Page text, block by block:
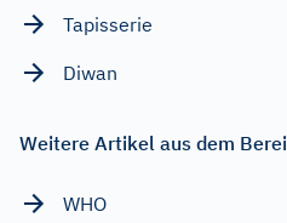
Tapisserie
Diwan
Weitere Artikel aus dem
WHO